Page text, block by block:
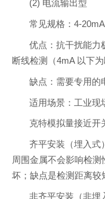
(2) 电流输出型
常见规格：4-
优点：抗干扰能力
断线检测（4mA 以下为
缺点：需要专用的
适用场景：工业现
克特模拟量接近开
齐平安装（埋入式
周围金属不会影响检
坏；缺点是检测距离较
非齐平安装（非埋